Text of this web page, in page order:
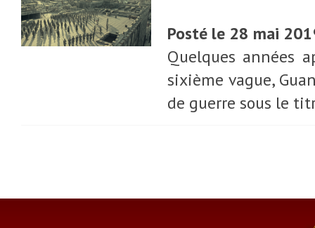
Posté le 28 mai
Quelques années
sixième vague,
de guerre sous le